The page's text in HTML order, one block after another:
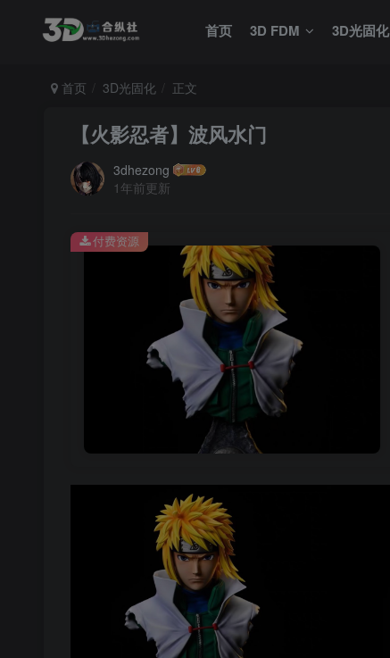
首页 3D FDM 3D光固化
首页 3D光固化 正文
【火影忍者】波风水门
3dhezong
1年前更新
付费资源